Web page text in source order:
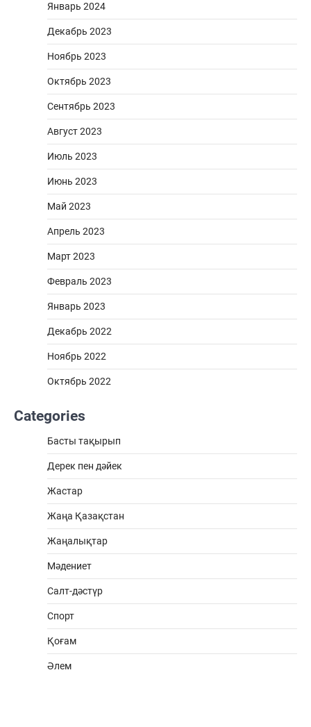
Январь 2024
Декабрь 2023
Ноябрь 2023
Октябрь 2023
Сентябрь 2023
Август 2023
Июль 2023
Июнь 2023
Май 2023
Апрель 2023
Март 2023
Февраль 2023
Январь 2023
Декабрь 2022
Ноябрь 2022
Октябрь 2022
Categories
Басты тақырып
Дерек пен дәйек
Жастар
Жаңа Қазақстан
Жаңалықтар
Мәдениет
Салт-дәстүр
Спорт
Қоғам
Әлем